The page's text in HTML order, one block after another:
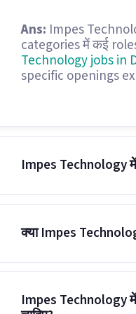
Ans: Impes
categories में कई
Technology jobs in
specific openings
Impes Technology में
क्या Impes
Impes Technology में